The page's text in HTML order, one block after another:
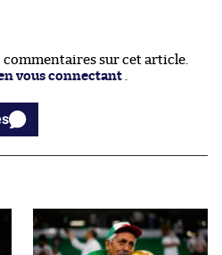
commentaires sur cet article.
vous connectant